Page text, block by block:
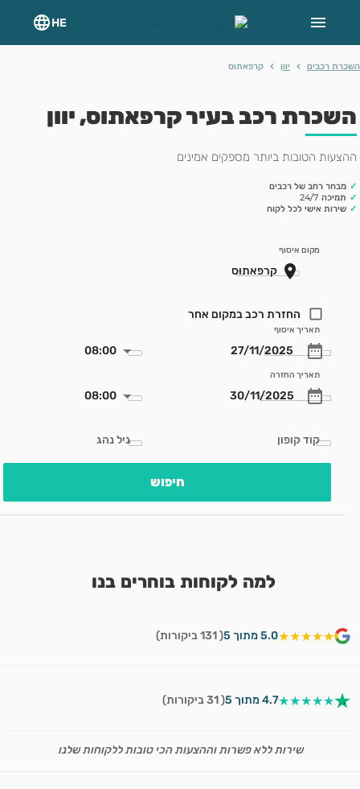
HE
רכבים › יוון › קרפאתוס
רכב בעיר קרפאתוס, יוון
הטובות ביותר מספקים אמינים
מבחר רחב של רכבים
תמיכה 24/7
שירות אישי לכל לקוח
מקום איסוף
החזרת רכב במקום אחר
תאריך איסוף
08:00
תאריך החזרה
08:00
קוד קופון גיל נהג
חיפוש
למה לקוחות בוחרים בנו
★★★★★5.0 מתוך 5 ( 131 ביקורות)
★★★★★4.7 מתוך 5 ( 31 ביקורות)
שירות ללא פשרות וההצעות הכי טובות ללקוחות שלנו